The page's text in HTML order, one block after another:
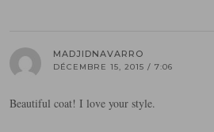
MADJIDNAVARRO
DÉCEMBRE 15, 2015 / 7:06
Beautiful coat! I love your style.